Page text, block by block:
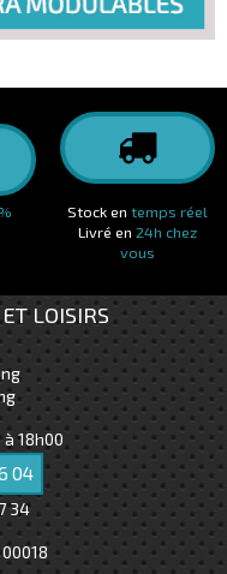
Stock en temps réel
Livré en 24h chez
vous
LOISIRS
18h00
04
34